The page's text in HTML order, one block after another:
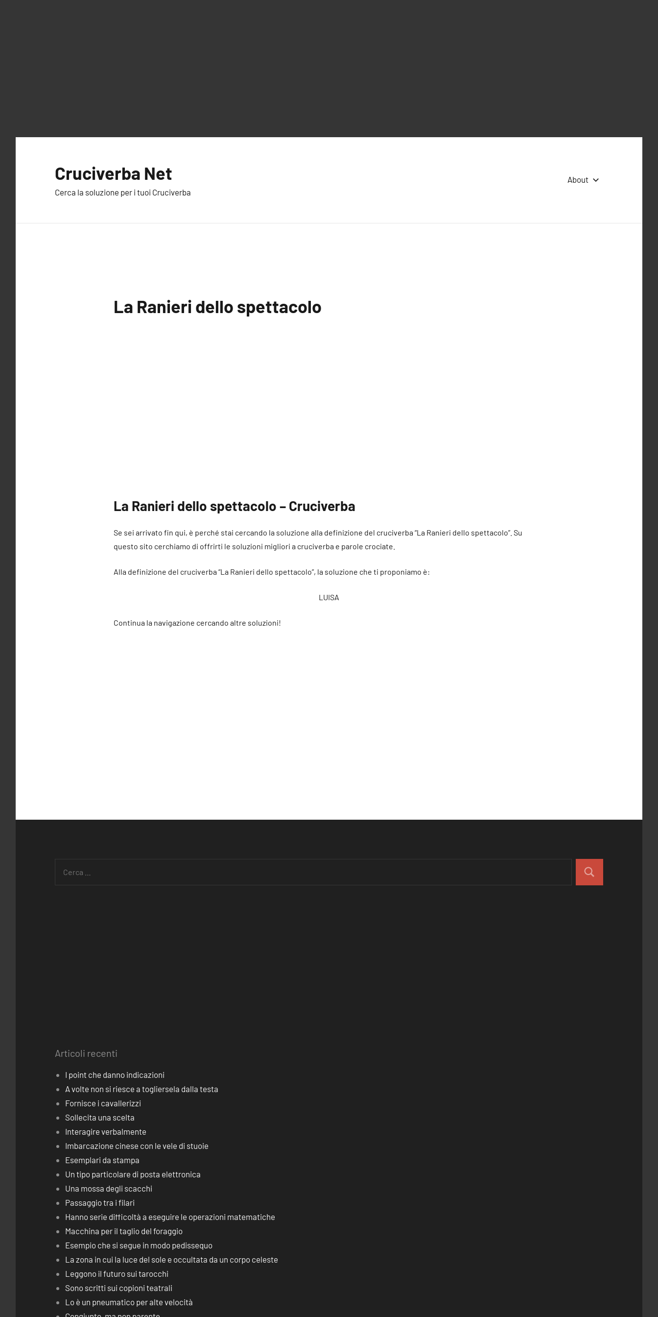
Cruciverba Net
Cerca la soluzione per i tuoi Cruciverba
About
La Ranieri dello spettacolo
La Ranieri dello spettacolo – Cruciverba
Se sei arrivato fin qui, è perché stai cercando la soluzione alla definizione del cruciverba “La Ranieri dello spettacolo”. Su
questo sito cerchiamo di offrirti le soluzioni migliori a cruciverba e parole crociate.
Alla definizione del cruciverba “La Ranieri dello spettacolo”, la soluzione che ti proponiamo è:
LUISA
Continua la navigazione cercando altre soluzioni!
Articoli recenti
I point che danno indicazioni
A volte non si riesce a togliersela dalla testa
Fornisce i cavallerizzi
Sollecita una scelta
Interagire verbalmente
Imbarcazione cinese con le vele di stuoie
Esemplari da stampa
Un tipo particolare di posta elettronica
Una mossa degli scacchi
Passaggio tra i filari
Hanno serie difficoltà a eseguire le operazioni matematiche
Macchina per il taglio del foraggio
Esempio che si segue in modo pedissequo
La zona in cui la luce del sole e occultata da un corpo celeste
Leggono il futuro sui tarocchi
Sono scritti sui copioni teatrali
Lo è un pneumatico per alte velocità